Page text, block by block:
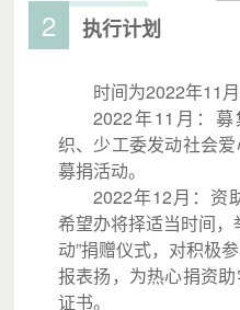
2 执行计划
时间为2022年11
2022年11月：
织、少工委发动社会
募捐活动。
2022年12月：资
希望办将择适当时间，
动”捐赠仪式，对积极
报表扬，为热心捐资
证书。